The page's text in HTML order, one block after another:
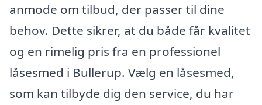
anmode om tilbud, der passer til dine
behov. Dette sikrer, at du både får kvalitet
og en rimelig pris fra en professionel
låsesmed i Bullerup. Vælg en låsesmed,
som kan tilbyde dig den service, du har